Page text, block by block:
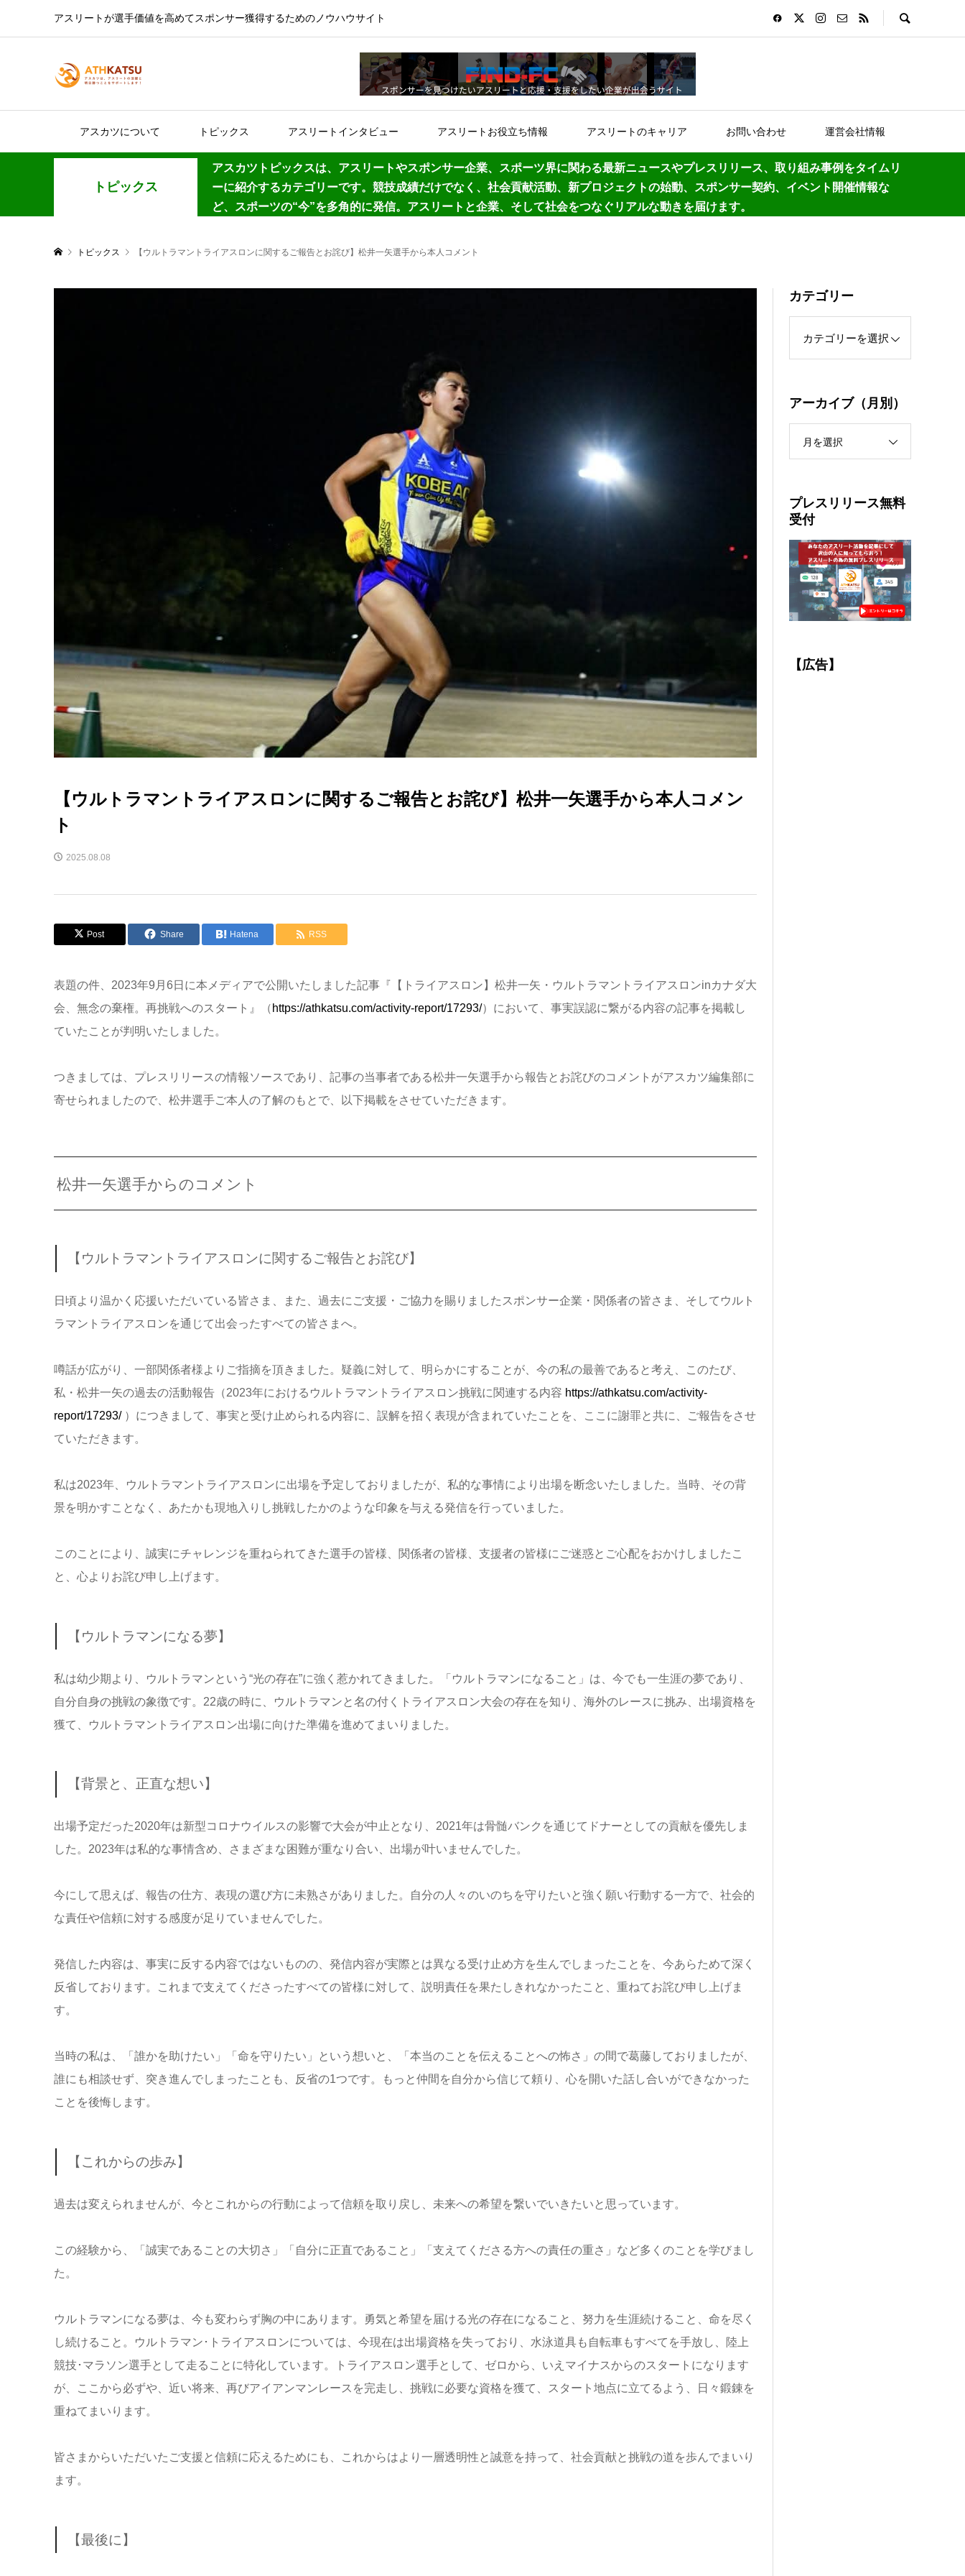
アスリートが選手価値を高めてスポンサー獲得するためのノウハウサイト
アスカツについて トピックス アスリートインタビュー アスリートお役立ち情報 アスリートのキャリア お問い合わせ 運営会社情報
トピックス
アスカツトピックスは、アスリートやスポンサー企業、スポーツ界に関わる最新ニュースやプレスリリース、取り組み事例をタイムリ
ーに紹介するカテゴリーです。競技成績だけでなく、社会貢献活動、新プロジェクトの始動、スポンサー契約、イベント開催情報な
ど、スポーツの“今”を多角的に発信。アスリートと企業、そして社会をつなぐリアルな動きを届けます。
トピックス 【ウルトラマントライアスロンに関するご報告とお詫び】松井一矢選手から本人コメント
【ウルトラマントライアスロンに関するご報告とお詫び】松井一矢選手から本人コメン
ト
2025.08.08
Post Share Hatena RSS
表題の件、2023年9月6日に本メディアで公開いたしました記事『【トライアスロン】松井一矢・ウルトラマントライアスロンinカナダ大
会、無念の棄権。再挑戦へのスタート』（ https://athkatsu.com/activity-report/17293/）において、事実誤認に繋がる内容の記事を掲載し
ていたことが判明いたしました。
つきましては、プレスリリースの情報ソースであり、記事の当事者である松井一矢選手から報告とお詫びのコメントがアスカツ編集部に
寄せられましたので、松井選手ご本人の了解のもとで、以下掲載をさせていただきます。
松井一矢選手からのコメント
【ウルトラマントライアスロンに関するご報告とお詫び】
日頃より温かく応援いただいている皆さま、また、過去にご支援・ ご協力を賜りましたスポンサー企業・関係者の皆さま、そしてウルト
ラマントライアスロンを通じて出会ったすべての皆さまへ。
噂話が広がり、一部関係者様よりご指摘を頂きました。疑義に対して、明らかにすることが、今の私の最善であると考え、このたび、
私・松井一矢の過去の活動報告（2023年におけるウルトラマン トライアスロン挑戦に関連する内容 https://athkatsu.com/activity-
report/17293/）につきまして、事実と受け止められる内容に、誤解を招く表現が含まれていたことを、ここに謝罪と共に、ご報告をさせ
ていただき ます。
私は2023年、ウルトラマントライアスロンに出場を予定してお りましたが、私的な事情により出場を断念いたしました。当時、その背
景を明かすことなく、あたかも現地入りし挑戦したかのような印象を与える発信を行っていました。
このことにより、誠実にチャレンジを重ねられてきた選手の皆様、 関係者の皆様、支援者の皆様にご迷惑とご心配をおかけしましたこ
と、心よりお詫び申し上げます。
【ウルトラマンになる夢】
私は幼少期より、ウルトラマンという“光の存在”に強く惹かれて きました。「ウルトラマンになること」は、今でも一生涯の夢であ り、
自分自身の挑戦の象徴です。22歳の時に、ウルトラマンと名の付くトライアスロン大会の存在を知り、海外のレースに挑み、 出場資格を
獲て、ウルトラマントライアスロン出場に向けた準備を進めてまいりました。
【背景と、正直な想い】
出場予定だった2020年は新型コロナウイルスの影響で大会が中 止となり、2021年は骨髄バンクを通じてドナーとしての貢献を優先しま
した。2023年は私的な事情含め、
さまざまな困難が重なり合い、出場が叶いませんでした。
今にして思えば、報告の仕方、表現の選び方に未熟さがありました 。自分の人々のいのちを守りたいと強く願い行動する一方で、社会的
な責任や信頼に対する感度が足りていませんでした。
発信した内容は、事実に反する内容ではないものの、発信内容が実際とは異なる受け止め方を生んでしまったことを、今あらためて深 く
反省しております。これまで支えてくださったすべての皆様に対して、説明責任を果たしきれなかったこと、 重ねてお詫び申し上げま
す。
当時の私は、「誰かを助けたい」「命を守りたい」という想いと、 「本当のことを伝えることへの怖さ」の間で葛藤しておりましたが、
誰にも相談せず、突き進んでしまったことも、反省の1つです。
もっと仲間を自分から信じて頼り、心を開いた話し合いができなかった
ことを後悔します。
【これからの歩み】
過去は変えられませんが、今とこれからの行動によって信頼を取り 戻し、未来への希望を繋いでいきたいと思っています。
この経験から、「誠実であることの大切さ」「自分に正直であるこ と」「支えてくださる方への責任の重さ」など多くのことを学びま し
た。
ウルトラマンになる夢は、今も変わらず胸の中にあります。勇気と希望を届ける光の存在になること、努力を生涯続けること、命を尽 く
し続けること。ウルトラマン･トライアスロンについては、 今現在は出場資格を失っており、水泳道具も自転車もすべてを手放し、陸上
競技･マラソン選手として走ることに特化しています。ト ライアスロン選手として、ゼロから、いえマイナスからのスタート になります
が、ここから必ずや、近い将来、 再びアイアンマンレースを完走し、挑戦に必要な資格を獲て、
スタート地点に立てるよう、日々鍛錬を
重ねてまいります。
皆さまからいただいたご支援と信頼に応えるためにも、これからはより一層透明性と誠意を持って、社会貢献と挑戦の道を歩んでまい り
ます。
【最後に】
カテゴリー
アーカイブ（月別）
月を選択
プレスリリース無料
受付
【広告】